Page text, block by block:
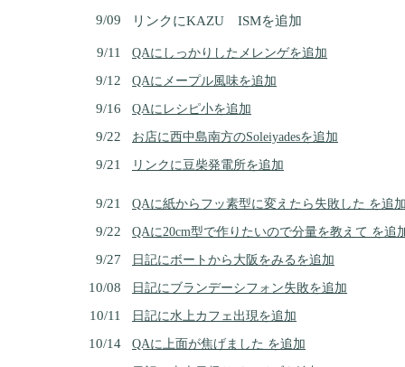
9/09 リンクにKAZU ISMを追加
9/11 QAにしっかりしたメレンゲを追加
9/12 QAにメープル風味を追加
9/16 QAにレシピ小を追加
9/22 お店に西中島南方のSoleiyadesを追加
9/21 リンクに豆柴発電所を追加
9/21 QAに紙からフッ素型に変えたら失敗した を追
9/22 QAに20cm型で作りたいので分量を教えて を追
9/27 日記にボートから大阪をみるを追加
10/08 日記にブランデーシフォン失敗を追加
10/11 日記に水上カフェ出現を追加
10/14 QAに上面が焦げました を追加